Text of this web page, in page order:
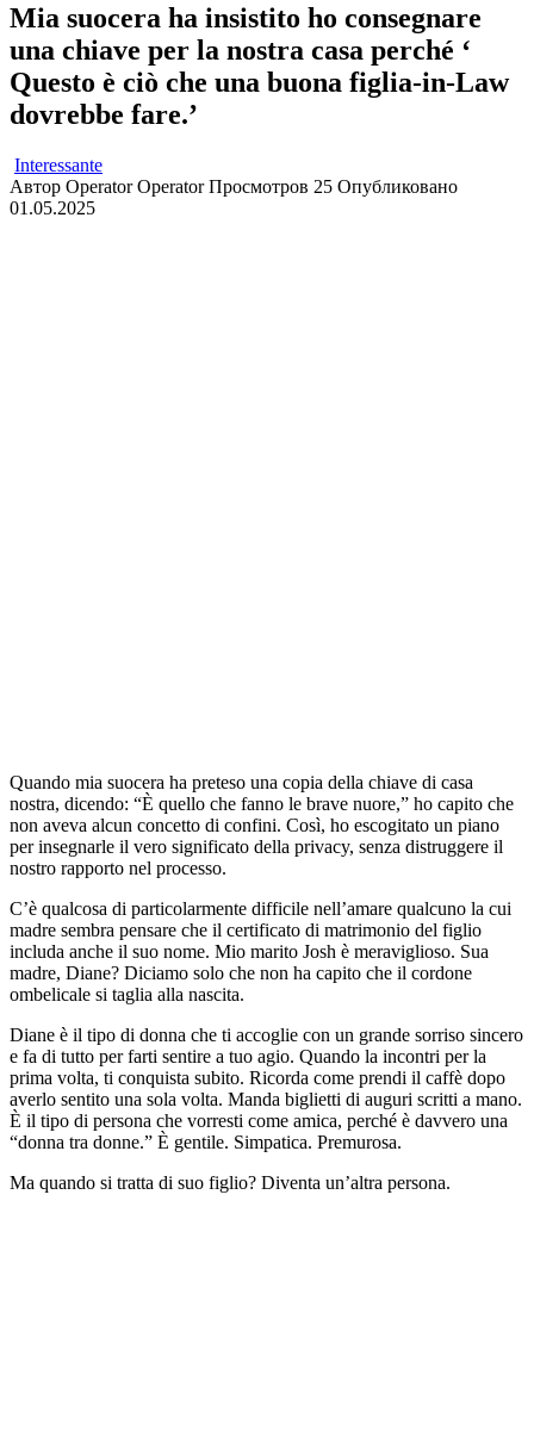
Mia suocera ha insistito ho consegnare
una chiave per la nostra casa perché ‘
Questo è ciò che una buona figlia-in-Law
dovrebbe fare.’
Interessante
Автор Operator Operator Просмотров 25 Опубликовано
01.05.2025
Quando mia suocera ha preteso una copia della chiave di casa
nostra, dicendo: “È quello che fanno le brave nuore,” ho capito che
non aveva alcun concetto di confini. Così, ho escogitato un piano
per insegnarle il vero significato della privacy, senza distruggere il
nostro rapporto nel processo.
C’è qualcosa di particolarmente difficile nell’amare qualcuno la cui
madre sembra pensare che il certificato di matrimonio del figlio
includa anche il suo nome. Mio marito Josh è meraviglioso. Sua
madre, Diane? Diciamo solo che non ha capito che il cordone
ombelicale si taglia alla nascita.
Diane è il tipo di donna che ti accoglie con un grande sorriso sincero
e fa di tutto per farti sentire a tuo agio. Quando la incontri per la
prima volta, ti conquista subito. Ricorda come prendi il caffè dopo
averlo sentito una sola volta. Manda biglietti di auguri scritti a mano.
È il tipo di persona che vorresti come amica, perché è davvero una
“donna tra donne.” È gentile. Simpatica. Premurosa.
Ma quando si tratta di suo figlio? Diventa un’altra persona.